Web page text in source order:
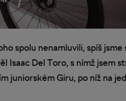
spolu nenamluvili, spíš jsme
Isaac Del Toro, s nímž jsem
juniorském Giru, po níž na